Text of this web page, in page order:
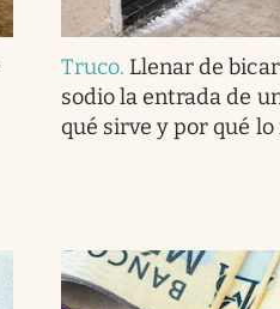
Truco. Llenar de
sodio la entrada de
qué sirve y por qué